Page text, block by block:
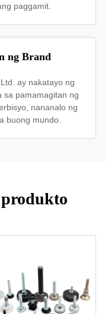
paggamit.
ng Brand
ay nakatayo ng
sa pamamagitan ng
nananalo ng
buong mundo.